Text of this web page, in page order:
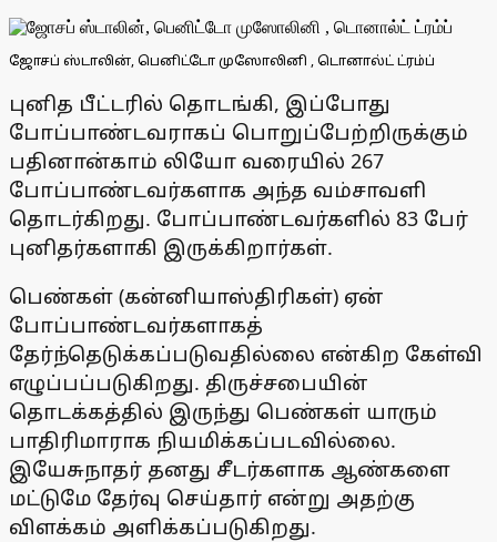
ஜோசப் ஸ்டாலின், பெனிட்டோ முஸோலினி , டொனால்ட் ட்ரம்ப்
புனித பீட்டரில் தொடங்கி, இப்போது
போப்பாண்டவராகப் பொறுப்பேற்றிருக்கும்
பதினான்காம் லியோ வரையில் 267
போப்பாண்டவர்களாக அந்த வம்சாவளி
தொடர்கிறது. போப்பாண்டவர்களில் 83 பேர்
புனிதர்களாகி இருக்கிறார்கள்.
பெண்கள் (கன்னியாஸ்திரிகள்) ஏன்
போப்பாண்டவர்களாகத்
தேர்ந்தெடுக்கப்படுவதில்லை என்கிற கேள்வி
எழுப்பப்படுகிறது. திருச்சபையின்
தொடக்கத்தில் இருந்து பெண்கள் யாரும்
பாதிரிமாராக நியமிக்கப்படவில்லை.
இயேசுநாதர் தனது சீடர்களாக ஆண்களை
மட்டுமே தேர்வு செய்தார் என்று அதற்கு
விளக்கம் அளிக்கப்படுகிறது.